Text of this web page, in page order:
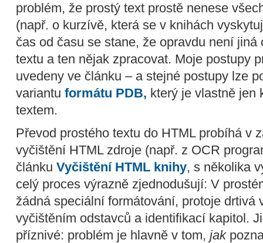
problém, že prostý text prostě nenese
(např. o kurzívě, která se v knihách
čas od času se stane, že opravdu není
textu a ten nějak zpracovat. Moje postupy
uvedeny ve článku – a stejné postupy lze
variantu formátu PDB, který je vlastně jen
textem.
Převod prostého textu do HTML probíhá v
vyčištění HTML zdroje (např. z OCR
článku Vyčištění HTML knihy, s několika
celý proces výrazně zjednodušují: V
žádná speciální formátování, protoje drtivá
vyčištěním odstavců a identifikací kapitol.
příznivé: problém je hlavně v tom, jak